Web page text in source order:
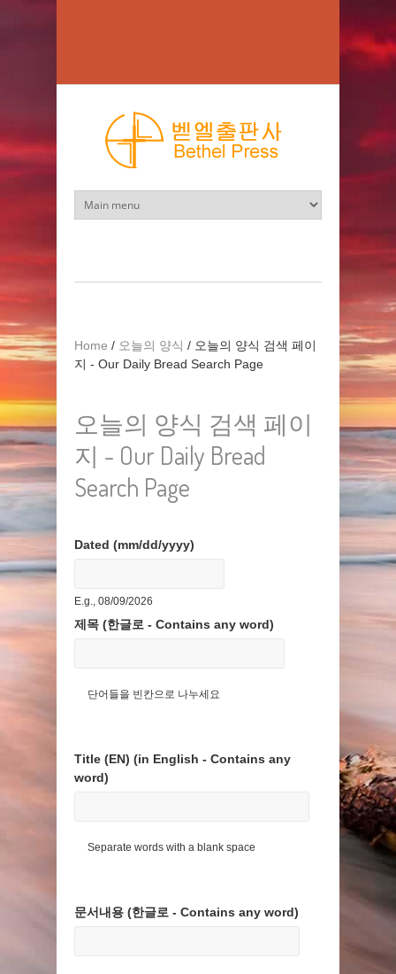
Home / 오늘의 양식 / 오늘의 양식 검색 페이
지 - Our Daily Bread Search Page
오늘의 양식 검색 페이
지 - Our Daily Bread
Search Page
Dated (mm/dd/yyyy)
E.g., 08/09/2026
제목 (한글로 - Contains any word)
단어들을 빈칸으로 나누세요
Title (EN) (in English - Contains any
word)
Separate words with a blank space
문서내용 (한글로 - Contains any word)